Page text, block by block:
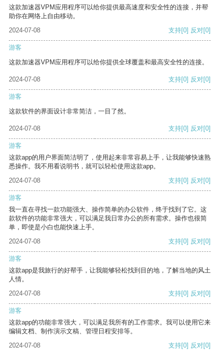
这款加速器VPM应用程序可以给你提供最高速度和安全性的连接，并帮
助你在网络上自由移动。
2024-07-08
支持[0] 反对[0]
游客
这款加速器VPM应用程序可以给你提供全球覆盖和最高安全性的连接。
2024-07-08 支持[0] 反对[0]
游客
这款软件的界面设计非常简洁，一目了然。
2024-07-08 支持[0] 反对[0]
游客
这款app的用户界面简洁明了，使用起来非常容易上手，让我能够快速熟
悉操作。我不用看说明书，就可以轻松使用这款app。
2024-07-08
支持[0] 反对[0]
游客
我一直在寻找一款功能强大、操作简单的办公软件，终于找到了它。这
款软件的功能非常强大，可以满足我日常办公的所有需求。操作也很简
单，即使是小白也能快速上手。
2024-07-08
支持[0] 反对[0]
游客
这款app是我旅行的好帮手，让我能够轻松找到目的地，了解当地的风土
人情。
2024-07-08
支持[0] 反对[0]
游客
这款app的功能非常强大，可以满足我所有的工作需求。我可以使用它来
编辑文档、制作演示文稿、管理日程安排等。
2024-07-08
支持[0] 反对[0]